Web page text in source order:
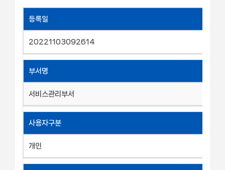
등록일
20221103092614
부서명
서비스관리부서
사용자구분
개인